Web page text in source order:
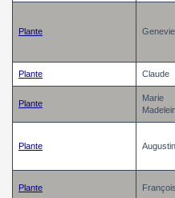
Plante
Plante Claude
Plante
Marie
Plante Augustin
Plante